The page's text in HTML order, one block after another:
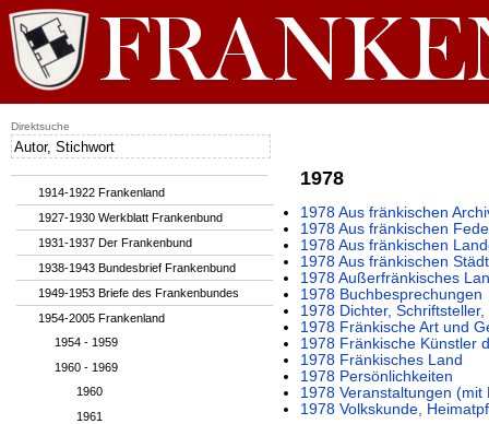
1978
1978 Aus fränkischen
1978 Aus fränkischen
1978 Aus fränkischen
1978 Aus fränkischen
1978 Außerfränkisches
1978 Buchbesprechungen
1978 Dichter,
1978 Fränkische Art und
1978 Fränkische Künstler
1978 Fränkisches Land
1978 Persönlichkeiten
1978 Veranstaltungen
1978 Volkskunde,
1914-1922 Frankenland
1927-1930 Werkblatt Frankenbund
1931-1937 Der Frankenbund
1938-1943 Bundesbrief Frankenbund
1949-1953 Briefe des Frankenbundes
1954-2005 Frankenland
1954 - 1959
1960 - 1969
1960
1961
Direktsuche